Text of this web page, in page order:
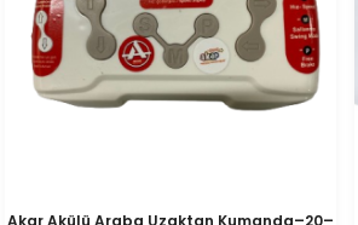
Akar Akülü Araba Uzaktan Kumanda–20–